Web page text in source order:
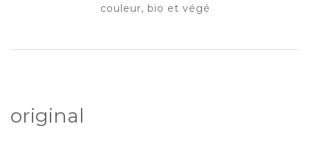
couleur, bio et végé
original